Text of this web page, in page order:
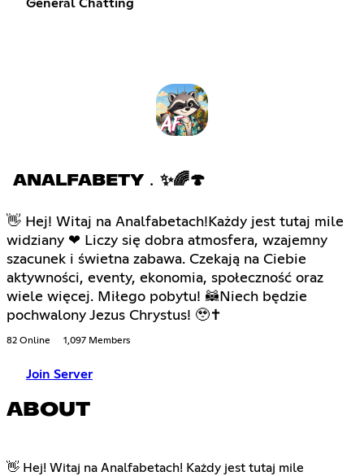
General Chatting
ANALFABETY﹒✨🌈🍄
👋 Hej! Witaj na Analfabetach!Każdy jest tutaj mile
widziany ❤ Liczy się dobra atmosfera, wzajemny
szacunek i świetna zabawa. Czekają na Ciebie
aktywności, eventy, ekonomia, społeczność oraz
wiele więcej. Miłego pobytu! 🦝Niech będzie
pochwalony Jezus Chrystus! 🥹✝
82 Online 1,097 Members
Join Server
ABOUT
👋 Hej! Witaj na Analfabetach! Każdy jest tutaj mile